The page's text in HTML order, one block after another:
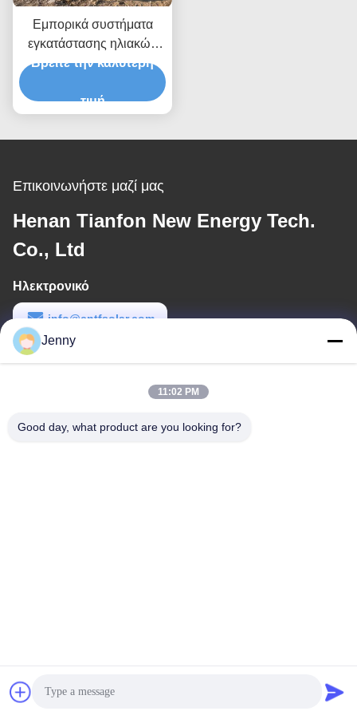
Εμπορικά συστήματα
εγκατάστασης ηλιακών
πάνελ στο έδαφος.
Βρείτε την καλύτερη
τιμή
Επικοινωνήστε μαζί μας
Henan Tianfon New Energy Tech.
Co., Ltd
Ηλεκτρονικό
info@cntfsolar.com
Εργασιακό χρόνο
Πολιτική απορρήτου
Jenny
11:02 PM
Good day, what product are you looking for?